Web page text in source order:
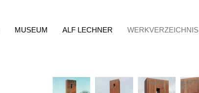
MUSEUM ALF LECHNER WERKVERZEICHNIS